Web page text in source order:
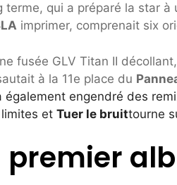
qui a préparé la star à
imprimer, comprenait six
fusée GLV Titan II
à la 11e place du
engendré des
et Tuer le bruittourne
premier